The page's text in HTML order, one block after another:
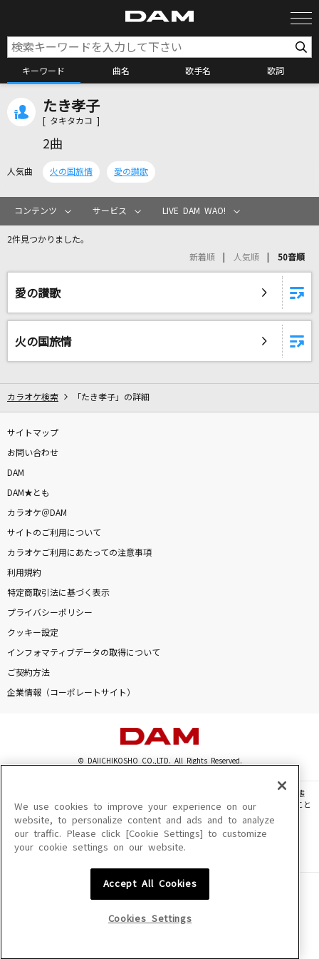
キーワード 曲名 歌手名 歌詞
カラオケリクエスト
地上の星
中島みゆき
サザンオールスターズ
猫 ～THE FIRST TAKE ver.～
DISH//
[生音]津軽海峡・冬景色
[生音]君はロックを聴かない
あいみょん
春雷
米津玄師
[生音]セカンド・ラブ
breakfast
Mrs. GREEN APPLE
カラオケ最新情報をチェック！
たき孝子
[ タキタカコ ]
2曲
人気曲 火の国旅情 愛の讃歌
コンテンツ サービス LIVE DAM WAO!
2件見つかりました。
新着順 人気順 50音順
愛の讃歌
火の国旅情
カラオケ検索 「たき孝子」の詳細
サイトマップ
お問い合わせ
DAM
DAM★とも
カラオケ＠DAM
サイトのご利用について
カラオケご利用にあたっての注意事項
利用規約
特定商取引法に基づく表示
プライバシーポリシー
クッキー設定
インフォマティブデータの取得について
ご契約方法
企業情報（コーポレートサイト）
© DAIICHIKOSHO CO.,LTD. All Rights Reserved.
このサイトに掲載されている一切の文章・画像・写真・動画・音声等を、手段や形態
を問わず、著作権法の定める範囲を超えて無断で複製、転載、ファイル化などすること
を禁じます。
楽曲及びコンテンツは、機種によりご利用いただけない場合があります。
楽曲及びコンテンツの配信日、配信内容が変更になる場合があります。
We use cookies to improve your experience on our
website, to personalize content and ads and to analyze
our traffic. Please click [Cookie Settings] to customize
your cookie settings on our website.
Accept All Cookies
Cookies Settings